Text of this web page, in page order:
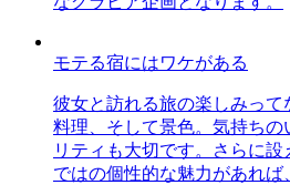
モテる宿にはワケがある
彼女と訪れる旅の楽しみっ
料理、そして景色。気持ちの
リティも大切です。さらに
ではの個性的な魅力があれ